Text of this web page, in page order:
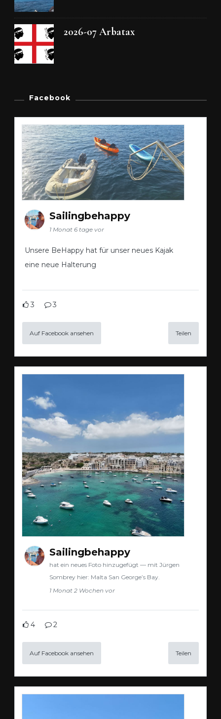
2026-07 Arbatax
Facebook
Sailingbehappy
1 Monat 6 tage vor
Unsere BeHappy hat für unser neues Kajak
eine neue Halterung
3 3
Auf Facebook ansehen Teilen
Sailingbehappy
hat ein neues Foto hinzugefügt — mit Jürgen
Sombrey hier: Malta San George’s Bay.
1 Monat 2 Wochen vor
4 2
Auf Facebook ansehen Teilen